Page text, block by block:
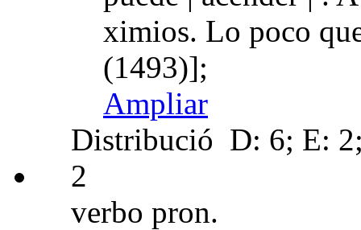
ximios. Lo poco
(1493)];
Ampliar
Distribució D: 6; E:
2
verbo pron.